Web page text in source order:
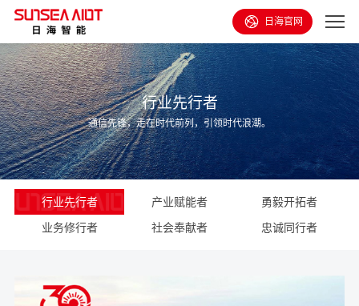
日海官网
行业先行者
通信先锋，走在时代前列，引领时代浪潮。
行业先行者 产业赋能者
勇毅开拓者
业务修行者
社会奉献者 忠诚同行者